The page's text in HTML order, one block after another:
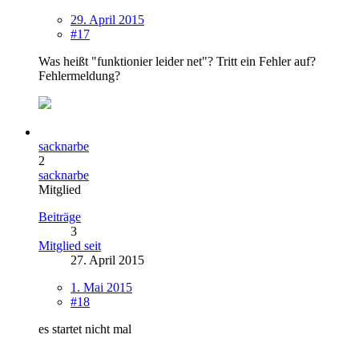
29. April 2015
#17
Was heißt "funktionier leider net"? Tritt ein Fehler auf?
Fehlermeldung?
sacknarbe
2
sacknarbe
Mitglied
Beiträge
3
Mitglied seit
27. April 2015
1. Mai 2015
#18
es startet nicht mal